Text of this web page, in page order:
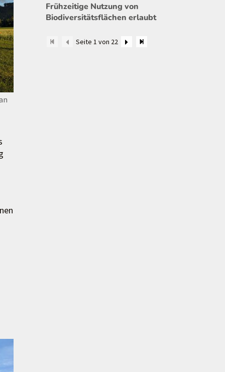
Frühzeitige Nutzung von
Biodiversitätsflächen erlaubt
Seite 1 von 22